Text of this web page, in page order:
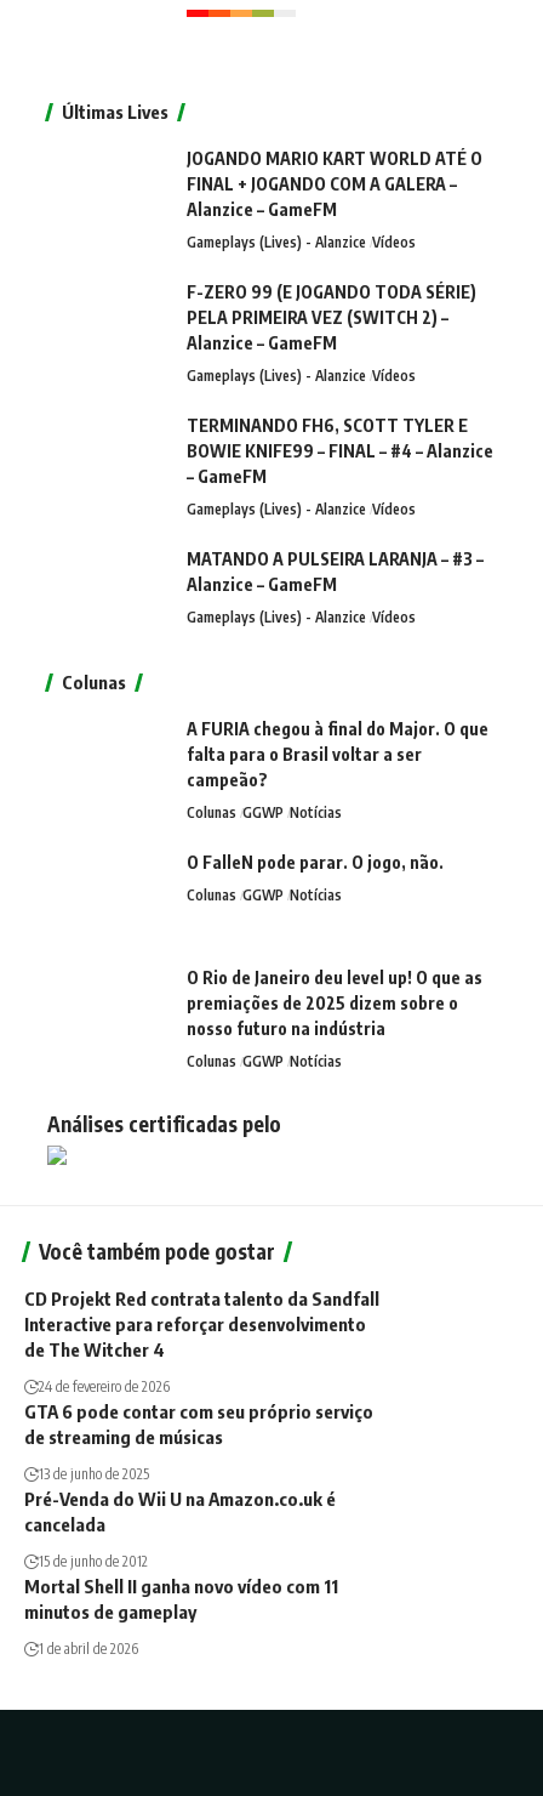
Últimas Lives
JOGANDO MARIO KART WORLD ATÉ O
FINAL + JOGANDO COM A GALERA –
Alanzice – GameFM
Gameplays (Lives) - Alanzice Vídeos
F-ZERO 99 (E JOGANDO TODA SÉRIE)
PELA PRIMEIRA VEZ (SWITCH 2) –
Alanzice – GameFM
Gameplays (Lives) - Alanzice Vídeos
TERMINANDO FH6, SCOTT TYLER E
BOWIE KNIFE99 – FINAL – #4 – Alanzice
– GameFM
Gameplays (Lives) - Alanzice Vídeos
MATANDO A PULSEIRA LARANJA – #3 –
Alanzice – GameFM
Gameplays (Lives) - Alanzice Vídeos
Colunas
A FURIA chegou à final do Major. O que
falta para o Brasil voltar a ser
campeão?
Colunas GGWP Notícias
O FalleN pode parar. O jogo, não.
Colunas GGWP Notícias
O Rio de Janeiro deu level up! O que as
premiações de 2025 dizem sobre o
nosso futuro na indústria
Colunas GGWP Notícias
Análises certificadas pelo
Você também pode gostar
CD Projekt Red contrata talento da Sandfall
Interactive para reforçar desenvolvimento
de The Witcher 4
24 de fevereiro de 2026
GTA 6 pode contar com seu próprio serviço
de streaming de músicas
13 de junho de 2025
Pré-Venda do Wii U na Amazon.co.uk é
cancelada
15 de junho de 2012
Mortal Shell II ganha novo vídeo com 11
minutos de gameplay
1 de abril de 2026